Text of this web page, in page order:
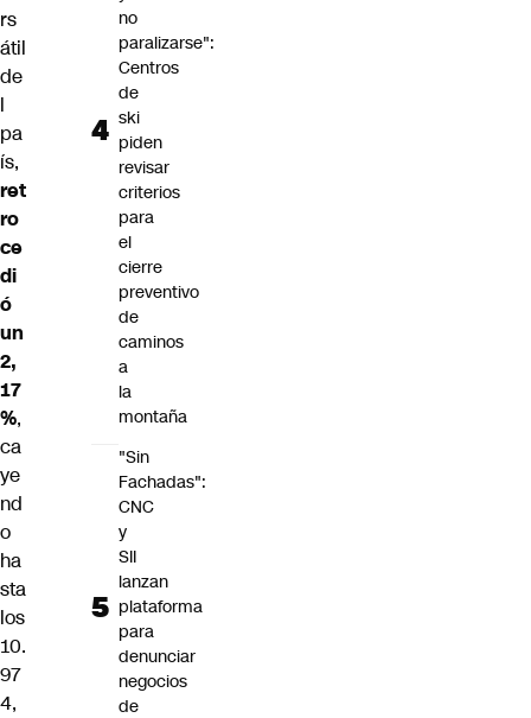
rs
átil
de
l
pa
ís,
ret
ro
ce
di
ó
un
2,
17
%,
ca
ye
nd
o
ha
sta
los
10.
97
4,
no
paralizarse":
Centros
de
ski
piden
revisar
criterios
para
el
cierre
preventivo
de
caminos
a
la
montaña
"Sin
Fachadas":
CNC
y
SII
lanzan
plataforma
para
denunciar
negocios
de